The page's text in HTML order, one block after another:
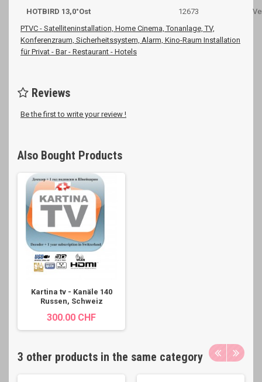
HOTBIRD 13,0°Ost 12673
PTVC - Satelliteninstallation, Home Cinema, Tonanlage, TV,
Konferenzraum, Sicherheitssystem, Alarm, Kino-Raum Installation
für Privat - Bar - Restaurant - Hotels
Reviews
Be the first to write your review !
Also Bought Products
Kartina tv - Kanäle 140
Russen, Schweiz
300.00 CHF
3 other products in the same category